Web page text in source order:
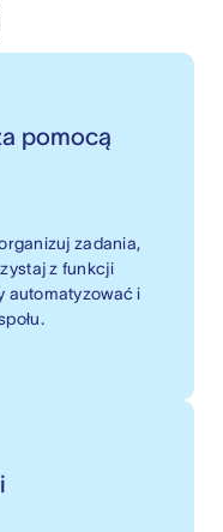
pomocą
zadania,
z funkcji
automatyzować i